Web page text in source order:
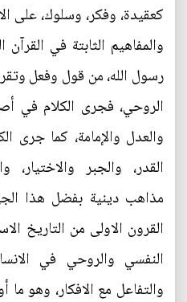
كعقيدة، وفكر، وسلوك، على
والمفاهيم الثابتة في
رسول الله، من قول وفعل
الروحي، فجرى الكلام في
والعدل والإمامة، كما جرى
القدر، والجبر
مذاهب دينية بفضل هذا
القرون الاولى من التاريخ
النفسي والروحي في
والتفاعل مع الافكار، وهو ما